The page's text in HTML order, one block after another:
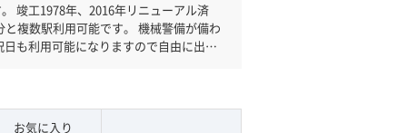
複数駅利用可能です。 機械警備が備わ
も利用可能になりますので自由に出入
お気に入り